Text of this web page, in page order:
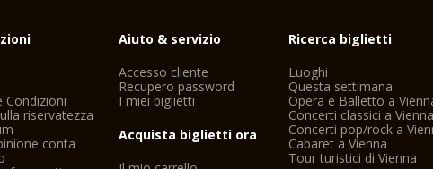
Condizioni
riservatezza
conta
Aiuto & servizio
Accesso cliente
Recupero password
I miei biglietti
Acquista biglietti ora
Ricerca biglietti
Luoghi
Questa settimana
Opera e Balletto a
Concerti classici a Vienna
Concerti pop/rock a
Cabaret a Vienna
Tour turistici di Vienna